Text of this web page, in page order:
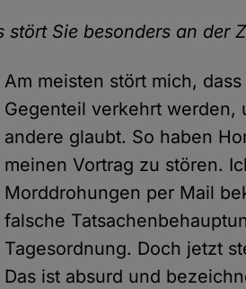
stört Sie besonders an der
Am meisten stört mich,
Gegenteil verkehrt werden,
andere glaubt. So haben
meinen Vortrag zu stören.
Morddrohungen per Mail
falsche
Tagesordnung. Doch jetzt
Das ist absurd und